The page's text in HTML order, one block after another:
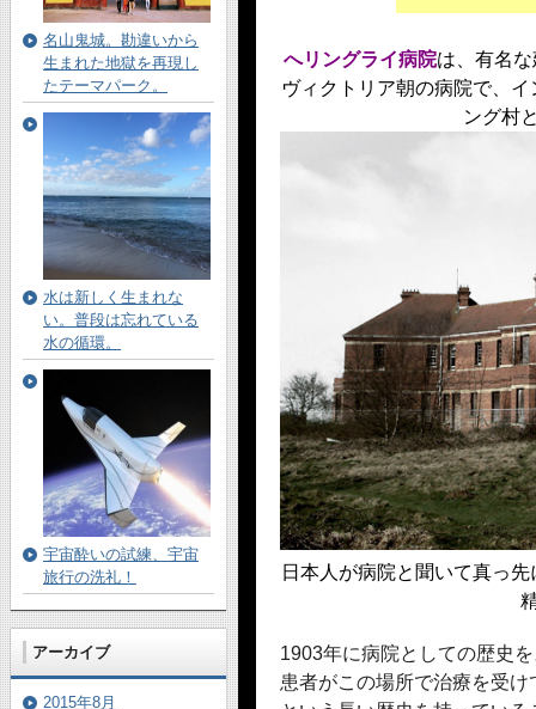
へリングライ病院は、有名
ヴィクトリア朝の病院で、 イ
ング村
日本人が病院と聞いて真っ
1903年に病院としての歴史
患者がこの場所で治療を受
名山鬼城。勘違いから
生まれた地獄を再現し
たテーマパーク。
水は新しく生まれな
い。普段は忘れている
水の循環。
宇宙酔いの試練、宇宙
旅行の洗礼！
アーカイブ
2015年8月